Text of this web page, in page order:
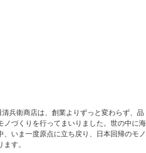
兵衛商店は、創業よりずっと変わらず、品
ノづくりを行ってまいりました。世の中に海
、いま一度原点に立ち戻り、日本回帰のモノ
す。